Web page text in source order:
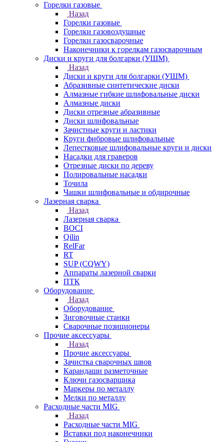
Горелки газовые
Назад
Горелки газовые
Горелки газовоздушные
Горелки газосварочные
Наконечники к горелкам газосварочным
Диски и круги для болгарки (УШМ)
Назад
Диски и круги для болгарки (УШМ)
Абразивные синтетические диски
Алмазные гибкие шлифовальные диски
Алмазные диски
Диски отрезные абразивные
Диски шлифовальные
Зачистные круги и ластики
Круги фибровые шлифовальные
Лепестковые шлифовальные круги и диски
Насадки для граверов
Отрезные диски по дереву
Полировальные насадки
Точила
Чашки шлифовальные и обдирочные
Лазерная сварка
Назад
Лазерная сварка
BOCI
Qilin
RelFar
RT
SUP (CQWY)
Аппараты лазерной сварки
ПТК
Оборудование
Назад
Оборудование
Зиговочные станки
Сварочные позиционеры
Прочие аксессуары
Назад
Прочие аксессуары
Зачистка сварочных швов
Карандаши разметочные
Ключи газосварщика
Маркеры по металлу
Мелки по металлу
Расходные части MIG
Назад
Расходные части MIG
Вставки под наконечники